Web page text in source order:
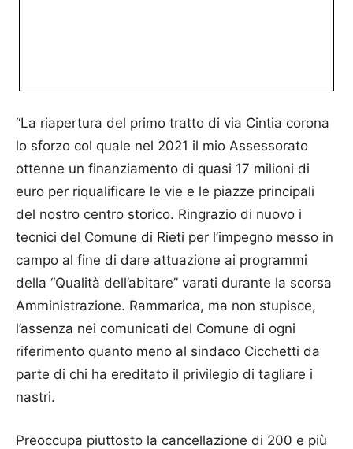
“La riapertura del primo tratto di via Cintia corona
lo sforzo col quale nel 2021 il mio Assessorato
ottenne un finanziamento di quasi 17 milioni di
euro per riqualificare le vie e le piazze principali
del nostro centro storico. Ringrazio di nuovo i
tecnici del Comune di Rieti per l’impegno messo in
campo al fine di dare attuazione ai programmi
della “Qualità dell’abitare” varati durante la scorsa
Amministrazione. Rammarica, ma non stupisce,
l’assenza nei comunicati del Comune di ogni
riferimento quanto meno al sindaco Cicchetti da
parte di chi ha ereditato il privilegio di tagliare i
nastri.
Preoccupa piuttosto la cancellazione di 200 e più